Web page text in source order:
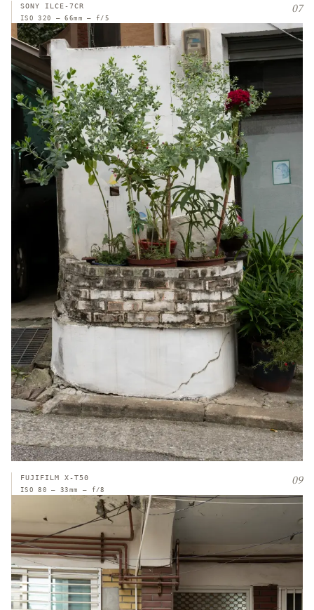
SONY ILCE-7CR
ISO 320 — 66mm — f/5
07
FUJIFILM X-T50
ISO 80 — 33mm — f/8
09